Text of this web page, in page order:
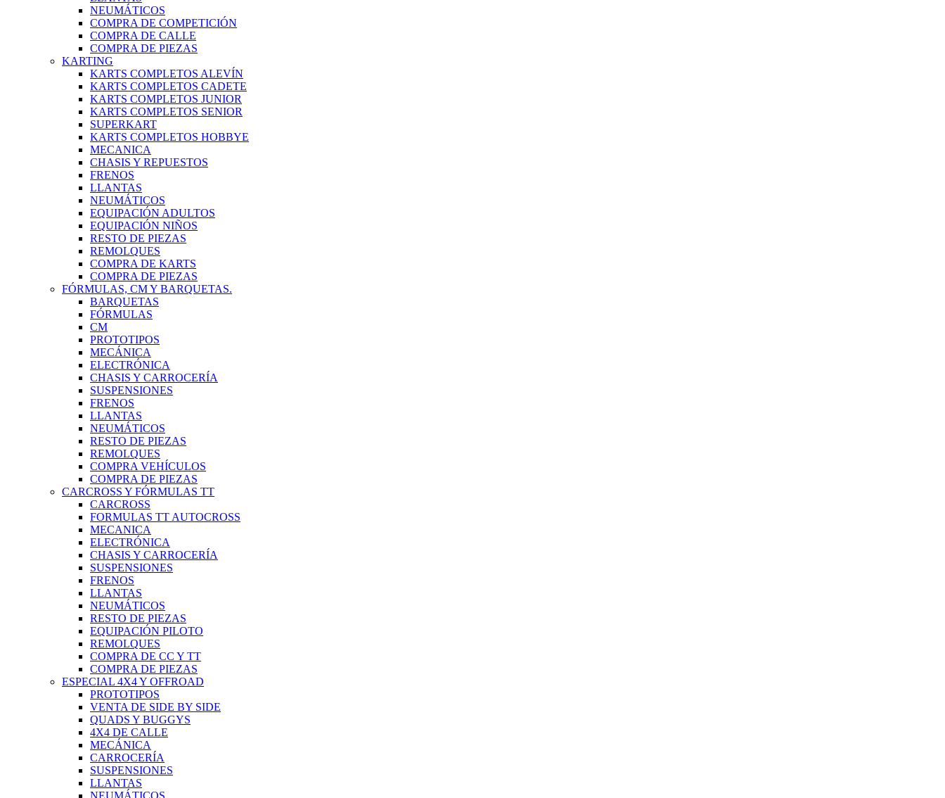
NEUMÁTICOS
COMPRA DE COMPETICIÓN
COMPRA DE CALLE
COMPRA DE PIEZAS
KARTING
KARTS COMPLETOS ALEVÍN
KARTS COMPLETOS CADETE
KARTS COMPLETOS JUNIOR
KARTS COMPLETOS SENIOR
SUPERKART
KARTS COMPLETOS HOBBYE
MECANICA
CHASIS Y REPUESTOS
FRENOS
LLANTAS
NEUMÁTICOS
EQUIPACIÓN ADULTOS
EQUIPACIÓN NIÑOS
RESTO DE PIEZAS
REMOLQUES
COMPRA DE KARTS
COMPRA DE PIEZAS
FÓRMULAS, CM Y BARQUETAS.
BARQUETAS
FÓRMULAS
CM
PROTOTIPOS
MECÁNICA
ELECTRÓNICA
CHASIS Y CARROCERÍA
SUSPENSIONES
FRENOS
LLANTAS
NEUMÁTICOS
RESTO DE PIEZAS
REMOLQUES
COMPRA VEHÍCULOS
COMPRA DE PIEZAS
CARCROSS Y FÓRMULAS TT
CARCROSS
FORMULAS TT AUTOCROSS
MECANICA
ELECTRÓNICA
CHASIS Y CARROCERÍA
SUSPENSIONES
FRENOS
LLANTAS
NEUMÁTICOS
RESTO DE PIEZAS
EQUIPACIÓN PILOTO
REMOLQUES
COMPRA DE CC Y TT
COMPRA DE PIEZAS
ESPECIAL 4X4 Y OFFROAD
PROTOTIPOS
VENTA DE SIDE BY SIDE
QUADS Y BUGGYS
4X4 DE CALLE
MECÁNICA
CARROCERÍA
SUSPENSIONES
LLANTAS
NEUMÁTICOS